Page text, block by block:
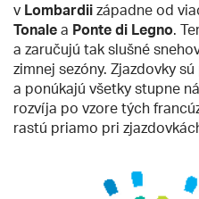
v Lombardii západne od
Tonale a Ponte di Legno.
a zaručujú tak slušné
zimnej sezóny. Zjazdovky
a ponúkajú všetky stupne
rozvíja po vzore tých
rastú priamo pri